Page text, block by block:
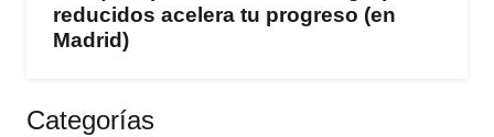
reducidos acelera tu progreso (en
Madrid)
Categorías